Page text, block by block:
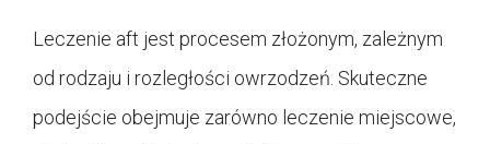
Leczenie aft jest procesem złożonym, zależnym
od rodzaju i rozległości owrzodzeń. Skuteczne
podejście obejmuje zarówno leczenie miejscowe,